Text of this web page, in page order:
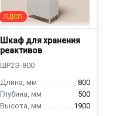
Шкаф для хранения
реактивов
800
500
1900